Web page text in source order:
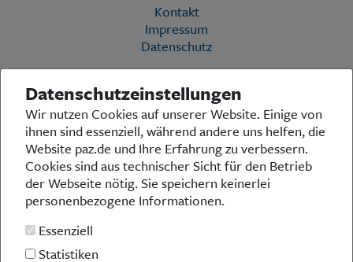
Kontakt
Impressum
Datenschutz
Die Preußische Allgemeine Zeitung (PAZ) ist eine einzigartige Stimme
in der deutschen Medienlandschaft. Woche für Woche berichtet sie
über das aktuelle Zeitgeschehen in Politik, Kultur und Wirtschaft und
bezieht zu den grundlegenden Entwicklungen unserer Gesellschaft
Stellung. In ihrer Arbeit fühlt sich die Redaktion dem traditionellen
preußischen Wertekanon verpflichtet: Das alte Preußen stand und
steht für religiöse und weltanschauliche Toleranz, für Heimatliebe
und Weltoffenheit, für Rechtstaatlichkeit und intellektuelle
Handeln in allen Bereichen der Gesellschaft. In diesem Sinne pflegt
die PAZ eine offene Debattenkultur, die gleichermaßen den eigenen
Datenschutzeinstellungen
Wir nutzen Cookies auf unserer Website. Einige von
ihnen sind essenziell, während andere uns helfen, die
Website paz.de und Ihre Erfahrung zu verbessern.
Cookies sind aus technischer Sicht für den Betrieb
der Webseite nötig. Sie speichern keinerlei
personenbezogene Informationen.
Essenziell
Statistiken